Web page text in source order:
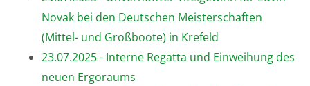
Novak bei den Deutschen Meisterschaften
(Mittel- und Großboote) in Krefeld
23.07.2025 - Interne Regatta und Einweihung des
neuen Ergoraums